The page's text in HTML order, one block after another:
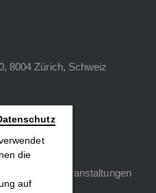
8004 Zürich, Schweiz
zu Veranstaltungen
die
auf